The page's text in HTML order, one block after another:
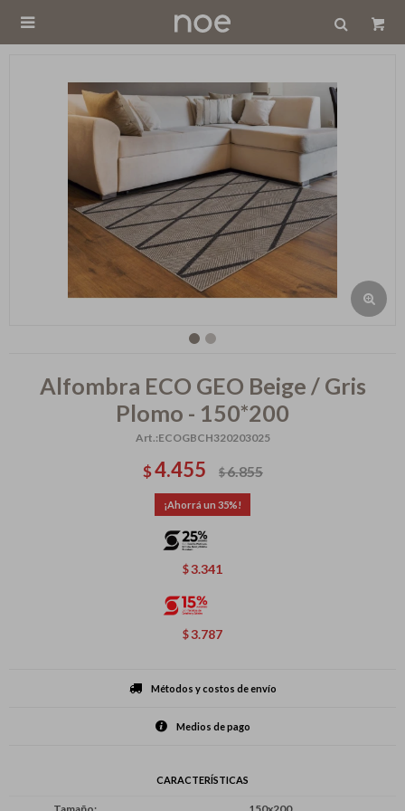

Alfombra ECO GEO Beige / Gris
Plomo - 150*200
ECOGBCH320203025
$4.455 $6.855
35
$3.341
$3.787
Métodos y costos de envío
Medios de pago
CARACTERÍSTICAS